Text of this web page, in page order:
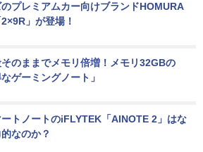
のプレミアムカー向けブランドHOMURA
」が登場！
のままでメモリ倍増！メモリ32GBの
なゲーミングノート」
トノートのiFLYTEK「AINOTE 2」はな
なのか？